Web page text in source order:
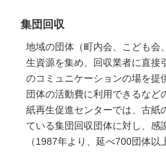
集団回収
地域の団体（町内会、こども会
生資源を集め、回収業者に直接
のコミュニケーションの場を提
団体の活動費に利用できるなど
紙再生促進センターでは、古紙
ている集団回収団体に対し、感
（1987年より、延べ700団体以